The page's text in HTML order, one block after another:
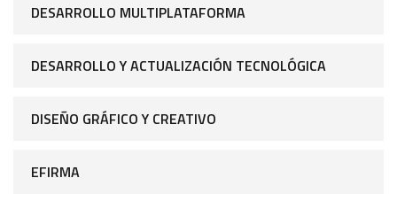
DESARROLLO MULTIPLATAFORMA
DESARROLLO Y ACTUALIZACIÓN TECNOLÓGICA
DISEÑO GRÁFICO Y CREATIVO
EFIRMA